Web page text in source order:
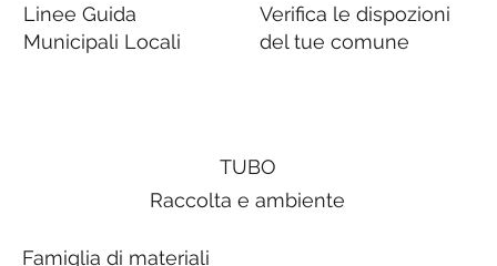
Linee Guida
Municipali Locali
Verifica le dispozioni
del tue comune
TUBO
Raccolta e ambiente
Famiglia di materiali